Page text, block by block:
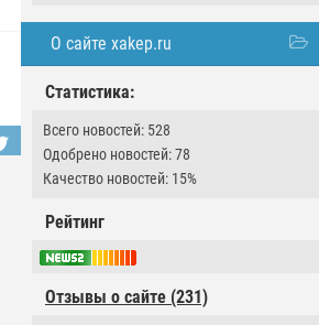
О сайте xakep.ru
Статистика:
Всего новостей: 528
Одобрено новостей: 78
Качество новостей: 15%
Рейтинг
Отзывы о сайте (231)